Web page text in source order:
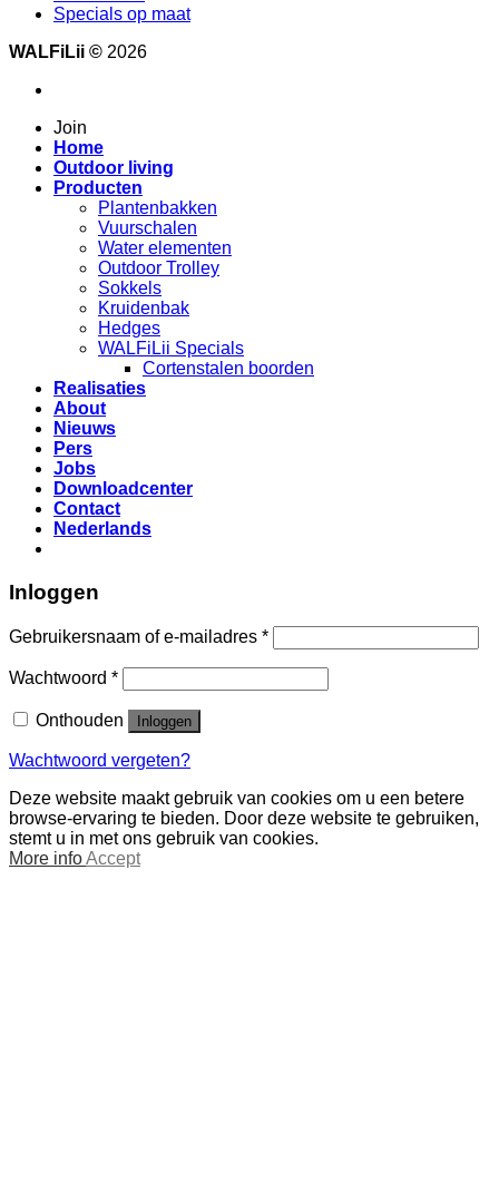
Specials op maat
WALFiLii © 2026
Join
Home
Outdoor living
Producten
Plantenbakken
Vuurschalen
Water elementen
Outdoor Trolley
Sokkels
Kruidenbak
Hedges
WALFiLii Specials
Cortenstalen boorden
Realisaties
About
Nieuws
Pers
Jobs
Downloadcenter
Contact
Nederlands
Inloggen
Gebruikersnaam of e-mailadres *
Wachtwoord *
Onthouden Inloggen
Wachtwoord vergeten?
Deze website maakt gebruik van cookies om u een betere
browse-ervaring te bieden. Door deze website te gebruiken,
stemt u in met ons gebruik van cookies.
More infoAccept